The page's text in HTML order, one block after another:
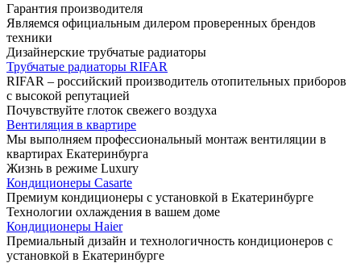
Гарантия производителя
Являемся официальным дилером проверенных брендов
техники
Дизайнерские трубчатые радиаторы
Трубчатые радиаторы RIFAR
RIFAR – российский производитель отопительных приборов
с высокой репутацией
Почувствуйте глоток свежего воздуха
Вентиляция в квартире
Мы выполняем профессиональный монтаж вентиляции в
квартирах Екатеринбурга
Жизнь в режиме Luxury
Кондиционеры Casarte
Премиум кондиционеры с установкой в Екатеринбурге
Технологии охлаждения в вашем доме
Кондиционеры Haier
Премиальный дизайн и технологичность кондиционеров с
установкой в Екатеринбурге